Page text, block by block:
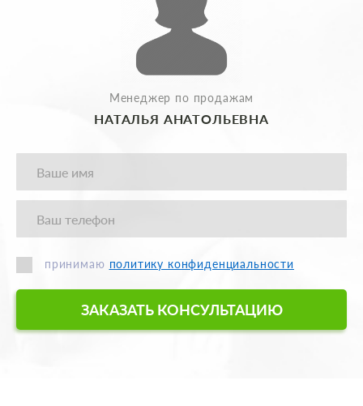
Менеджер по продажам
НАТАЛЬЯ АНАТОЛЬЕВНА
принимаю политику конфиденциальности
ЗАКАЗАТЬ КОНСУЛЬТАЦИЮ